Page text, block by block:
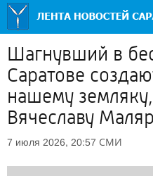
Шагнувший в
Саратове
нашему
Вячеславу
7 июля 2026, 20:57 СМИ